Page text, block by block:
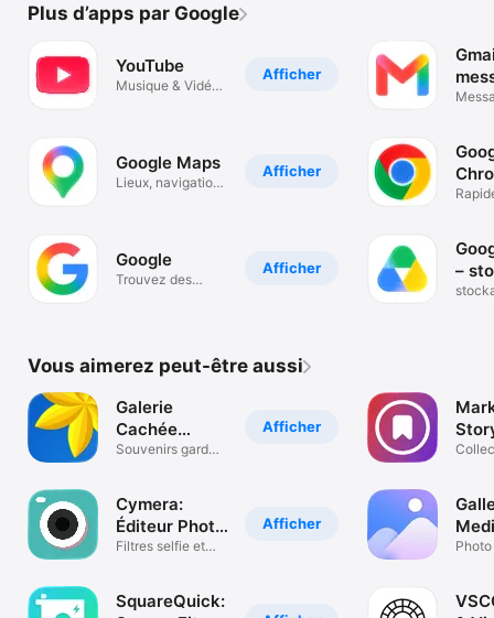
Plus d’apps par Google
Afficher
YouTube
Musique & Vidéos
Afficher
Google Maps
Lieux, navigation
Afficher
Google
Trouvez des
–
Vous aimerez peut-être aussi
Afficher
Galerie
Cachée
Photos &
Souvenirs gardés
Afficher
Cymera:
Éditeur Photo
Beauté
Filtres selfie et
SquareQuick: